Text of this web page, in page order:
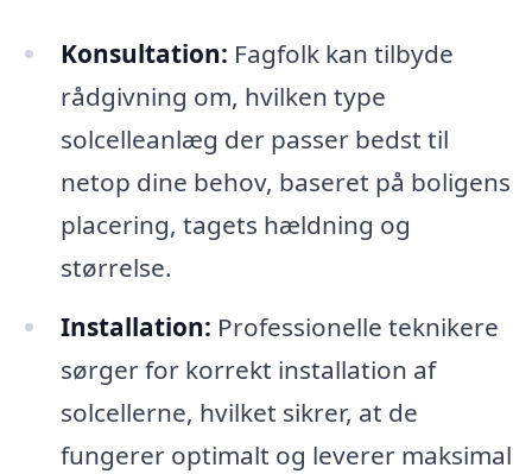
Konsultation: Fagfolk kan tilbyde
rådgivning om, hvilken type
solcelleanlæg der passer bedst til
netop dine behov, baseret på boligens
placering, tagets hældning og
størrelse.
Installation: Professionelle teknikere
sørger for korrekt installation af
solcellerne, hvilket sikrer, at de
fungerer optimalt og leverer maksimal